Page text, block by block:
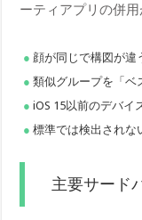
ーティアプリの併用
顔が同じで構図が違
類似グループを「ベ
iOS 15以前のデバイ
標準では検出されな
主要サード